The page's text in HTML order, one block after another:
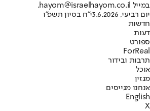
במייל hayom@israelhayom.co.il.
יום רביעי, 3.6.2026
י"ח בסיון תשפ"ו
חדשות
דעות
ספורט
ForReal
תרבות ובידור
אוכל
מגזין
אנחנו מגייסים
English
X